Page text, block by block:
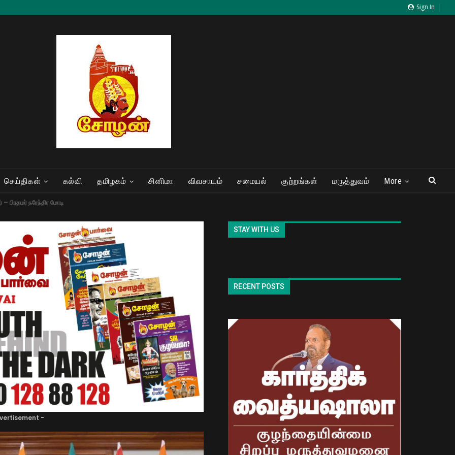
Sign In
செய்திகள் கல்வி தமிழகம் சினிமா விவசாயம் சமையல் குற்றங்கள் மருத்துவம் More
பிரதமர் நரேந்திர மோடி
-
STAY WITH US
RECENT POSTS